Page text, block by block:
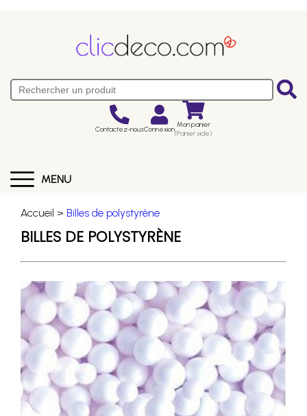
Contactez-nousConnexion Mon panier
(Panier vide)
MENU
Accueil > Billes de polystyrène
BILLES DE POLYSTYRÈNE